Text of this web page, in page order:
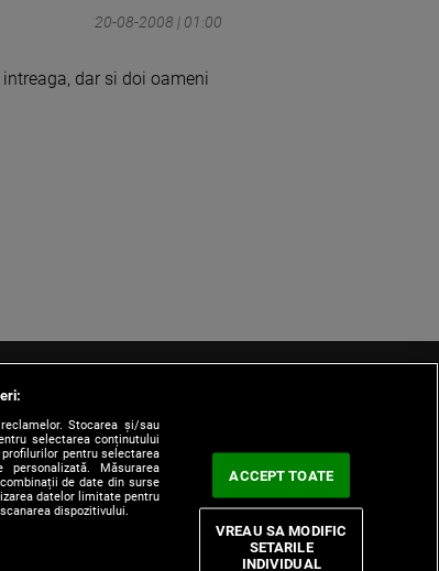
20-08-2008 | 01:00
dar si doi oameni
Termeni si Conditii CNA
Stocarea și/sau
selectarea conținutului
pentru selectarea
Măsurarea
de date din surse
datelor limitate pentru
dispozitivului.
ACCEPT TOATE
VREAU SA MODIFIC
SETARILE
INDIVIDUAL